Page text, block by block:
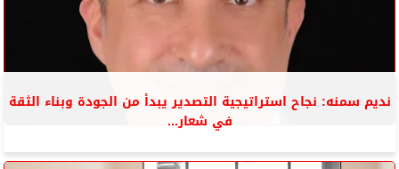
نديم سمنه: نجاح استراتيجية التصدير يبدأ من الجودة وبناء الثقة
في شعار...